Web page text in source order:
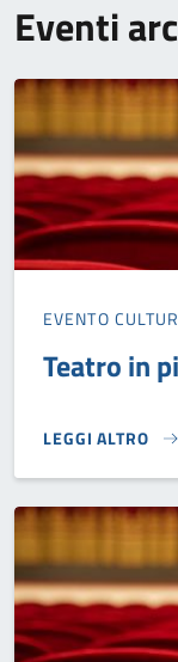
Eventi
EVENTO
Teatro in
LEGGI ALTRO
TEATRO IN